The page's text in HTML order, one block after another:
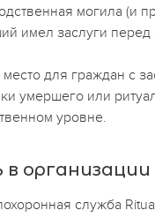
могила (и
имел заслуги перед
место для граждан с
умершего или
уровне.
организации
служба